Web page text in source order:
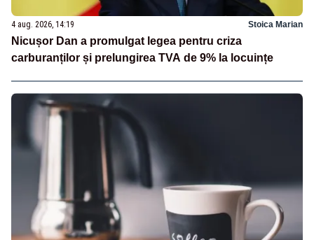
4 aug. 2026, 14:19 Stoica Marian
Nicușor Dan a promulgat legea pentru criza
carburanților și prelungirea TVA de 9% la locuințe